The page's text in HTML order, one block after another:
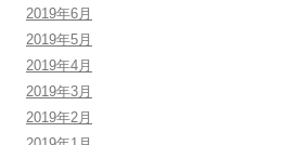
2019年6月
2019年5月
2019年4月
2019年3月
2019年2月